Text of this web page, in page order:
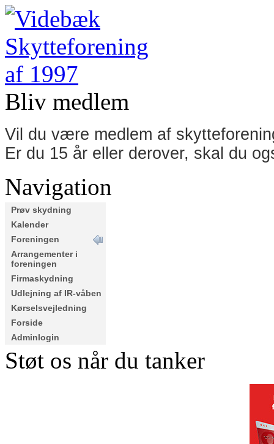
Bliv medlem
Vil du være medlem af
Er du 15 år eller derover, skal du
Navigation
Prøv skydning
Kalender
Foreningen
Arrangementer i
foreningen
Firmaskydning
Udlejning af IR-våben
Kørselsvejledning
Forside
Adminlogin
Støt os når du tanker